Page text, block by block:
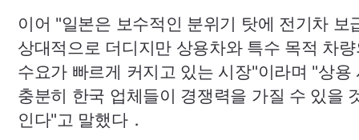
이어 "일본은 보수적인 분위기 탓에 전기차 보
상대적으로 더디지만 상용차와 특수 목적 차
수요가 빠르게 커지고 있는 시장"이라며 "상용
충분히 한국 업체들이 경쟁력을 가질 수 있을
인다"고 말했다．